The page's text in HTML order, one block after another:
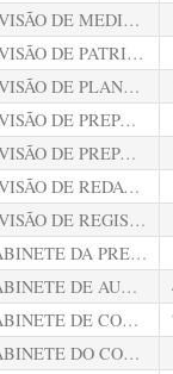
CHEFE DE DIVISÃO DE MEDIDAS PROCESSUAIS URGENTES
CHEFE DE DIVISÃO DE PATRIMÔNIO
CHEFE DE DIVISÃO DE PLANEJAMENTO E ACOMPANHAMENTO DAS FISCALIZAÇÕES
CHEFE DE DIVISÃO DE PREPARAÇÃO DA FOLHA
CHEFE DE DIVISÃO DE PREPARO DE JULGAMENTO
CHEFE DE DIVISÃO DE REDAÇÃO DE ACÓRDÃOS
CHEFE DE DIVISÃO DE REGISTRO DE PESSOAL
CHEFE DE GABINETE DA PRESIDÊNCIA
CHEFE DE GABINETE DE AUDITOR
CHEFE DE GABINETE DE CONSELHEIRO
CHEFE DE GABINETE DO CORREGEDOR-GERAL